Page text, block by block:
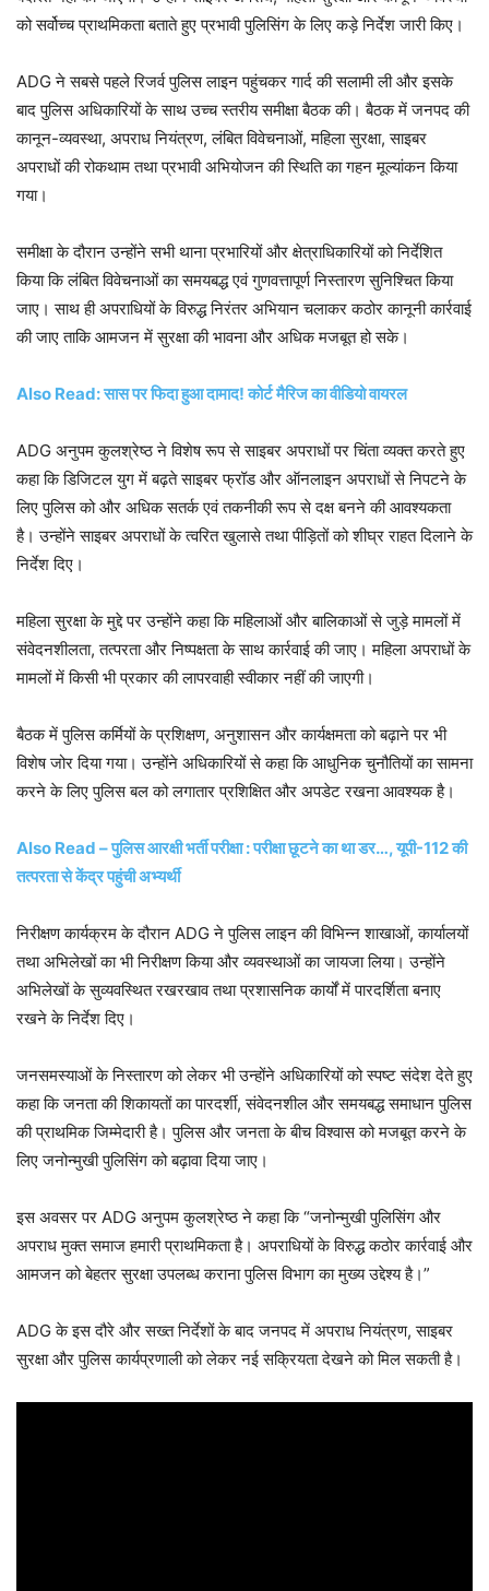
को सर्वोच्च प्राथमिकता बताते हुए प्रभावी पुलिसिंग के लिए कड़े निर्देश जारी किए।
ADG ने सबसे पहले रिजर्व पुलिस लाइन पहुंचकर गार्द की सलामी ली और इसके
बाद पुलिस अधिकारियों के साथ उच्च स्तरीय समीक्षा बैठक की। बैठक में जनपद की
कानून-व्यवस्था, अपराध नियंत्रण, लंबित विवेचनाओं, महिला सुरक्षा, साइबर
अपराधों की रोकथाम तथा प्रभावी अभियोजन की स्थिति का गहन मूल्यांकन किया
गया।
समीक्षा के दौरान उन्होंने सभी थाना प्रभारियों और क्षेत्राधिकारियों को निर्देशित
किया कि लंबित विवेचनाओं का समयबद्ध एवं गुणवत्तापूर्ण निस्तारण सुनिश्चित किया
जाए। साथ ही अपराधियों के विरुद्ध निरंतर अभियान चलाकर कठोर कानूनी कार्रवाई
की जाए ताकि आमजन में सुरक्षा की भावना और अधिक मजबूत हो सके।
Also Read: सास पर फिदा हुआ दामाद! कोर्ट मैरिज का वीडियो वायरल
ADG अनुपम कुलश्रेष्ठ ने विशेष रूप से साइबर अपराधों पर चिंता व्यक्त करते हुए
कहा कि डिजिटल युग में बढ़ते साइबर फ्रॉड और ऑनलाइन अपराधों से निपटने के
लिए पुलिस को और अधिक सतर्क एवं तकनीकी रूप से दक्ष बनने की आवश्यकता
है। उन्होंने साइबर अपराधों के त्वरित खुलासे तथा पीड़ितों को शीघ्र राहत दिलाने के
निर्देश दिए।
महिला सुरक्षा के मुद्दे पर उन्होंने कहा कि महिलाओं और बालिकाओं से जुड़े मामलों में
संवेदनशीलता, तत्परता और निष्पक्षता के साथ कार्रवाई की जाए। महिला अपराधों के
मामलों में किसी भी प्रकार की लापरवाही स्वीकार नहीं की जाएगी।
बैठक में पुलिस कर्मियों के प्रशिक्षण, अनुशासन और कार्यक्षमता को बढ़ाने पर भी
विशेष जोर दिया गया। उन्होंने अधिकारियों से कहा कि आधुनिक चुनौतियों का सामना
करने के लिए पुलिस बल को लगातार प्रशिक्षित और अपडेट रखना आवश्यक है।
Also Read – पुलिस आरक्षी भर्ती परीक्षा : परीक्षा छूटने का था डर…, यूपी-112 की
तत्परता से केंद्र पहुंची अभ्यर्थी
निरीक्षण कार्यक्रम के दौरान ADG ने पुलिस लाइन की विभिन्न शाखाओं, कार्यालयों
तथा अभिलेखों का भी निरीक्षण किया और व्यवस्थाओं का जायजा लिया। उन्होंने
अभिलेखों के सुव्यवस्थित रखरखाव तथा प्रशासनिक कार्यों में पारदर्शिता बनाए
रखने के निर्देश दिए।
जनसमस्याओं के निस्तारण को लेकर भी उन्होंने अधिकारियों को स्पष्ट संदेश देते हुए
कहा कि जनता की शिकायतों का पारदर्शी, संवेदनशील और समयबद्ध समाधान पुलिस
की प्राथमिक जिम्मेदारी है। पुलिस और जनता के बीच विश्वास को मजबूत करने के
लिए जनोन्मुखी पुलिसिंग को बढ़ावा दिया जाए।
इस अवसर पर ADG अनुपम कुलश्रेष्ठ ने कहा कि “जनोन्मुखी पुलिसिंग और
अपराध मुक्त समाज हमारी प्राथमिकता है। अपराधियों के विरुद्ध कठोर कार्रवाई और
आमजन को बेहतर सुरक्षा उपलब्ध कराना पुलिस विभाग का मुख्य उद्देश्य है।”
ADG के इस दौरे और सख्त निर्देशों के बाद जनपद में अपराध नियंत्रण, साइबर
सुरक्षा और पुलिस कार्यप्रणाली को लेकर नई सक्रियता देखने को मिल सकती है।